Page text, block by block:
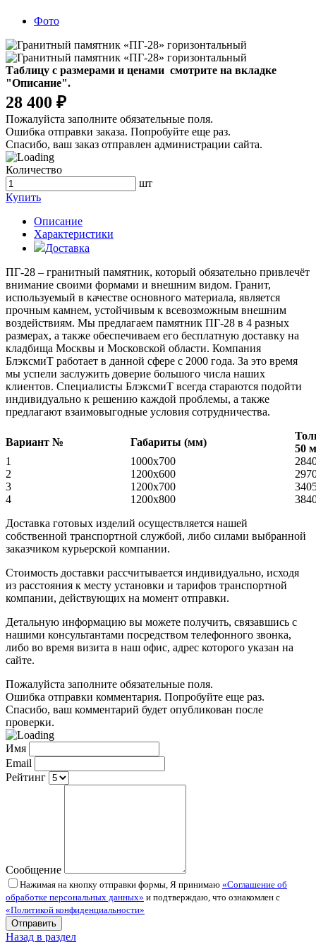
Фото
Таблицу с размерами и ценами смотрите на вкладке
"Описание".
28 400 ₽
Пожалуйста заполните обязательные поля.
Ошибка отправки заказа. Попробуйте еще раз.
Спасибо, ваш заказ отправлен администрации сайта.
Количество
шт
Купить
Описание
Характеристики
Доставка
ПГ-28 – гранитный памятник, который обязательно привлечёт
внимание своими формами и внешним видом. Гранит,
используемый в качестве основного материала, является
прочным камнем, устойчивым к всевозможным внешним
воздействиям. Мы предлагаем памятник ПГ-28 в 4 разных
размерах, а также обеспечиваем его бесплатную доставку на
кладбища Москвы и Московской области. Компания
БлэксмиТ работает в данной сфере с 2000 года. За это время
мы успели заслужить доверие большого числа наших
клиентов. Специалисты БлэксмиТ всегда стараются подойти
индивидуально к решению каждой проблемы, а также
предлагают взаимовыгодные условия сотрудничества.
Вариант № Габариты (мм)
50
1
1000х700
2
1200х600
3
1200х700
4
1200х800
Доставка готовых изделий осуществляется нашей
собственной транспортной службой, либо силами выбранной
заказчиком курьерской компании.
Стоимость доставки рассчитывается индивидуально, исходя
из расстояния к месту установки и тарифов транспортной
компании, действующих на момент отправки.
Детальную информацию вы можете получить, связавшись с
нашими консультантами посредством телефонного звонка,
либо во время визита в наш офис, адрес которого указан на
сайте.
Пожалуйста заполните обязательные поля.
Ошибка отправки комментария. Попробуйте еще раз.
Спасибо, ваш комментарий будет опубликован после
проверки.
Имя
Email
Рейтинг
Сообщение
Нажимая на кнопку отправки формы, Я принимаю «Соглашение об
обработке персональных данных» и подтверждаю, что ознакомлен с
«Политикой конфиденциальности»
Назад в раздел